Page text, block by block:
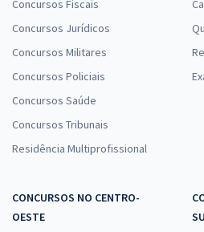
Concursos Fiscais
Concursos Jurídicos
Concursos Militares
Concursos Policiais
Concursos Saúde
Concursos Tribunais
Residência Multiprofissional
CONCURSOS NO CENTRO-
OESTE